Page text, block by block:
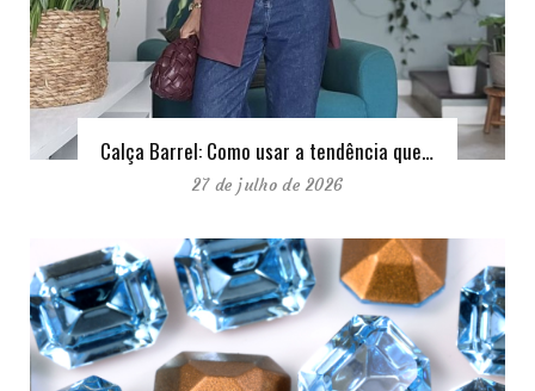
Calça Barrel: Como usar a tendência que…
27 de julho de 2026